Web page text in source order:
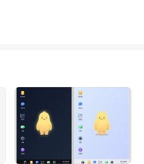
싶은 모범생 스타일. 윤나는 사과, 잎
더 세심한 배려를~ 새빨간 사과님~
기는 좀 어렵지 않을까요? 톡톡 튀는